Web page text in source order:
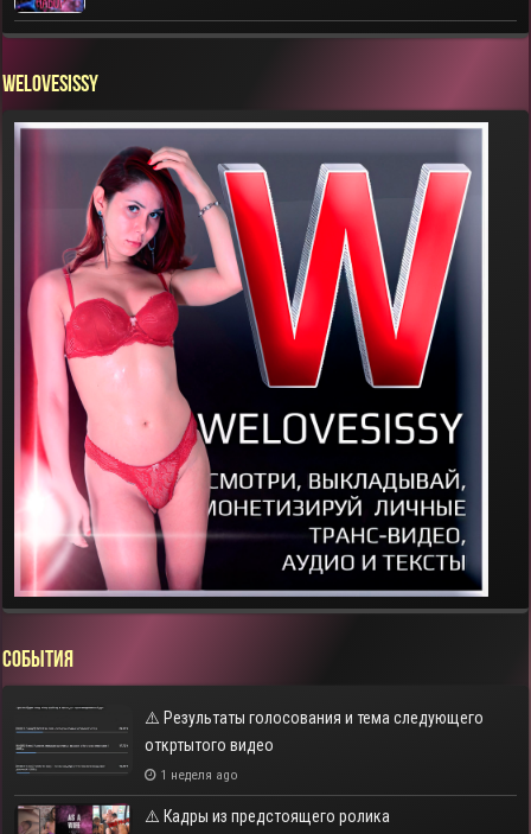
WELOVESISSY
СОБЫТИЯ
⚠️ Результаты голосования и тема следующего
откртытого видео
1 неделя ago
⚠️ Кадры из предстоящего ролика